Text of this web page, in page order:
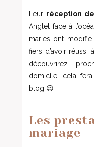
Leur réception de
Anglet face à
mariés ont
fiers d’avoir réussi
découvrirez
domicile, cela
blog 😉
Les
mariage